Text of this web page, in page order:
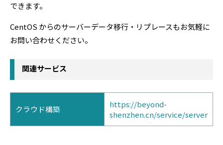
できます。
CentOS からのサーバーデータ移行・リプレースもお気軽に
お問い合わせください。
関連サービス
クラウド構築
https://beyond-
shenzhen.cn/service/server